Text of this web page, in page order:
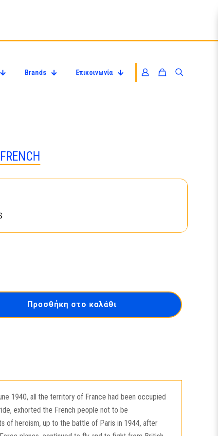
Brands Επικοινωνία
Προσθήκη στο καλάθι
1940, all the territory of France had been occupied
exhorted the French people not to be
of heroism, up to the battle of Paris in 1944, after